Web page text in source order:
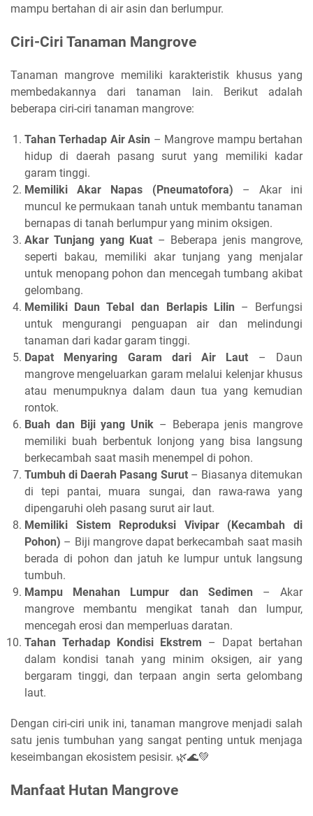
mampu bertahan di air asin dan berlumpur.
Ciri-Ciri Tanaman Mangrove
Tanaman mangrove memiliki karakteristik khusus yang
membedakannya dari tanaman lain. Berikut adalah
beberapa ciri-ciri tanaman mangrove:
Tahan Terhadap Air Asin – Mangrove mampu bertahan
hidup di daerah pasang surut yang memiliki kadar
garam tinggi.
Memiliki Akar Napas (Pneumatofora) – Akar ini
muncul ke permukaan tanah untuk membantu tanaman
bernapas di tanah berlumpur yang minim oksigen.
Akar Tunjang yang Kuat – Beberapa jenis mangrove,
seperti bakau, memiliki akar tunjang yang menjalar
untuk menopang pohon dan mencegah tumbang akibat
gelombang.
Memiliki Daun Tebal dan Berlapis Lilin – Berfungsi
untuk mengurangi penguapan air dan melindungi
tanaman dari kadar garam tinggi.
Dapat Menyaring Garam dari Air Laut – Daun
mangrove mengeluarkan garam melalui kelenjar khusus
atau menumpuknya dalam daun tua yang kemudian
rontok.
Buah dan Biji yang Unik – Beberapa jenis mangrove
memiliki buah berbentuk lonjong yang bisa langsung
berkecambah saat masih menempel di pohon.
Tumbuh di Daerah Pasang Surut– Biasanya ditemukan
di tepi pantai, muara sungai, dan rawa-rawa yang
dipengaruhi oleh pasang surut air laut.
Memiliki Sistem Reproduksi Vivipar (Kecambah di
Pohon) – Biji mangrove dapat berkecambah saat masih
berada di pohon dan jatuh ke lumpur untuk langsung
tumbuh.
Mampu Menahan Lumpur dan Sedimen – Akar
mangrove membantu mengikat tanah dan lumpur,
mencegah erosi dan memperluas daratan.
Tahan Terhadap Kondisi Ekstrem – Dapat bertahan
dalam kondisi tanah yang minim oksigen, air yang
bergaram tinggi, dan terpaan angin serta gelombang
laut.
Dengan ciri-ciri unik ini, tanaman mangrove menjadi salah
satu jenis tumbuhan yang sangat penting untuk menjaga
keseimbangan ekosistem pesisir. 🌿🌊💚
Manfaat Hutan Mangrove